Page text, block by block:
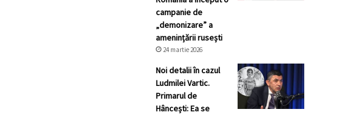
campanie de
„demonizare” a
amenințării rusești
24 martie 2026
Noi detalii în cazul
Ludmilei Vartic.
Primarul de
Hâncești: Ea se